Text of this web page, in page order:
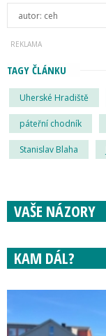
autor: ceh
TAGY ČLÁNKU
Uherské Hradiště
páteřní chodník
Stanislav Blaha
VAŠE NÁZORY
KAM DÁL?